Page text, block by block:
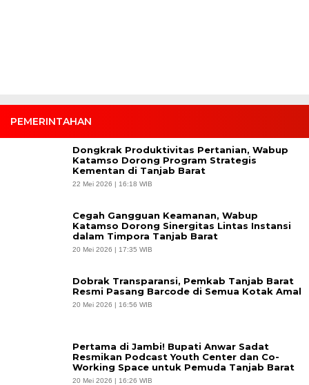
PEMERINTAHAN
Dongkrak Produktivitas Pertanian, Wabup
Katamso Dorong Program Strategis
Kementan di Tanjab Barat
22 Mei 2026 | 16:18 WIB
Cegah Gangguan Keamanan, Wabup
Katamso Dorong Sinergitas Lintas Instansi
dalam Timpora Tanjab Barat
20 Mei 2026 | 17:35 WIB
Dobrak Transparansi, Pemkab Tanjab Barat
Resmi Pasang Barcode di Semua Kotak Amal
20 Mei 2026 | 16:56 WIB
Pertama di Jambi! Bupati Anwar Sadat
Resmikan Podcast Youth Center dan Co-
Working Space untuk Pemuda Tanjab Barat
20 Mei 2026 | 16:26 WIB